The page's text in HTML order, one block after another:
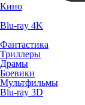
Кино
Blu-ray 4K
Фантастика
Триллеры
Драмы
Боевики
Мультфильмы
Blu-ray 3D